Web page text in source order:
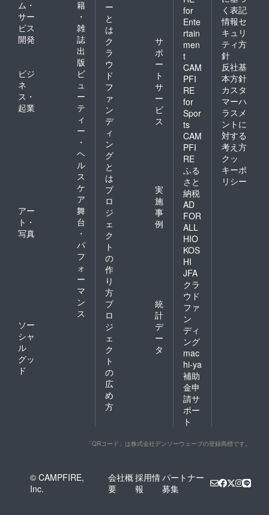
ム・
サー
ビス
開発
籍
・
雑
誌
出
版
ビジ
ネ
ス・
起業
ビ
ュ
ー
テ
ィ
ー
・
ヘ
ル
ス
ケ
ア
アー
ト・
写真
舞
台
・
パ
フ
ォ
ー
マ
ン
ス
ソー
シャ
ル
グッ
ド
ー
と
は
ク
ラ
ウ
ド
フ
ァ
ン
デ
ィ
ン
グ
と
は
サ
ポ
ー
ト
サ
ー
ビ
ス
プ
ロ
ジ
ェ
ク
ト
の
作
り
方
実
施
事
例
プ
ロ
ジ
ェ
ク
ト
の
広
め
方
統
計
デ
ー
タ
for
Ente
rtain
men
t
CAM
PFI
RE
for
Spor
ts
CAM
PFI
RE
ふる
さと
納税
AD
FOR
ALL
HIO
KOS
HI
JFA
クラ
ウド
ファ
ン
ディ
ング
mac
hi-ya
補助
金申
請サ
ポー
ト
く表記
情報セ
キュリ
ティ方
針
反社基
本方針
カスタ
マーハ
ラスメ
ントに
対する
考え方
クッ
キーポ
リシー
「QRコード」は株式会社デンソーウェーブの登録商標です。
© CAMPFIRE,
Inc.
会社概
要
採用情
報
パートナー
募集